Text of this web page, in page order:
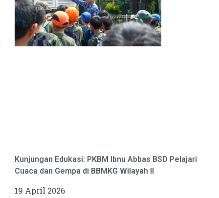
Kunjungan Edukasi: PKBM Ibnu Abbas BSD Pelajari
Cuaca dan Gempa di BBMKG Wilayah II
19 April 2026